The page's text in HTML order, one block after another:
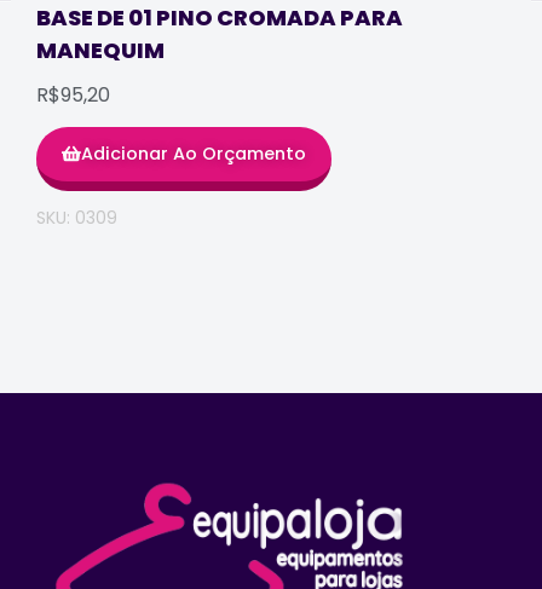
BASE DE 01 PINO CROMADA PARA
MANEQUIM
R$95,20
Adicionar Ao Orçamento
SKU: 0309